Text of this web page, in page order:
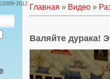
Главная » Видео »
Валяйте дурака!
2012